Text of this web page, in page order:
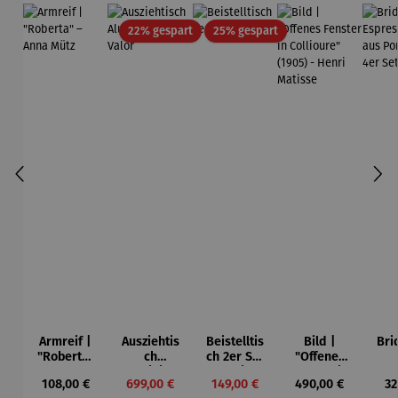
Armreif |
"Roberta"
Mütz
Regulärer Preis:
108,00 €
22% gespartRabatt
Ausziehtis
ch
– Valor
Verkaufspreis:
699,00 €
25% gespartRabatt
Beistelltis
ch 2er Set
Verkaufspreis:
149,00 €
Bild |
"Offenes
Collioure"
Regulärer Preis:
490,00 €